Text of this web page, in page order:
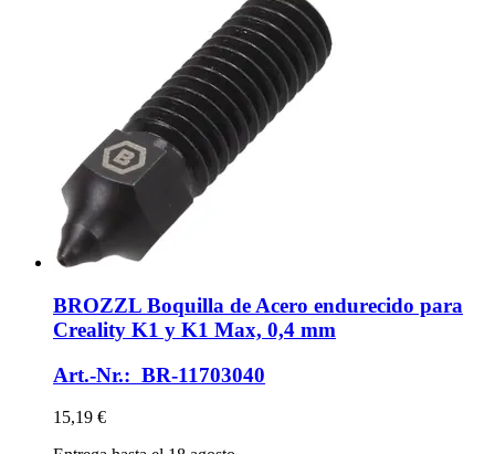
BROZZL Boquilla de Acero endurecido para
Creality K1 y K1 Max, 0,4 mm
Art.-Nr.: BR-11703040
15,19 €